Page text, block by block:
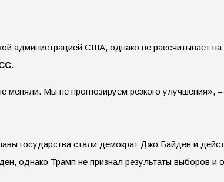
администрацией США, однако не рассчитывает
.
Мы не прогнозируем резкого улучшения»,
государства стали демократ Джо Байден и
однако Трамп не признал результаты выборов и